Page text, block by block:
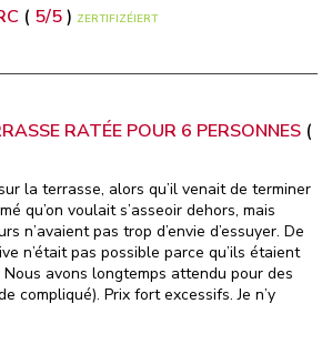
( 5/5) ZERTIFIZÉIERT
RATÉE POUR 6 PERSONNES (
la terrasse, alors qu’il venait de terminer
qu’on voulait s’asseoir dehors, mais
n’avaient pas trop d’envie d’essuyer. De
n’était pas possible parce qu’ils étaient
Nous avons longtemps attendu pour des
compliqué). Prix fort excessifs. Je n’y